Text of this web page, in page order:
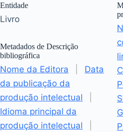
Entidade
Livro
Metadados de Descrição
bibliográfica
Nome da Editora
Data
da publicação da
produção intelectual
Idioma principal da
produção intelectual